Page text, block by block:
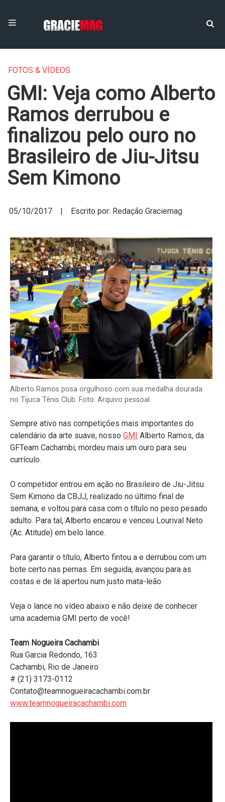
FOTOS & VÍDEOS
GMI: Veja como Alberto
Ramos derrubou e
finalizou pelo ouro no
Brasileiro de Jiu-Jitsu
Sem Kimono
05/10/2017 | Escrito por: Redação Graciemag
Alberto Ramos posa orgulhoso com sua medalha dourada
no Tijuca Tênis Club. Foto: Arquivo pessoal
Sempre ativo nas competições mais importantes do
calendário da arte suave, nosso GMI Alberto Ramos, da
GFTeam Cachambi, mordeu mais um ouro para seu
currículo.
O competidor entrou em ação no Brasileiro de Jiu-Jitsu
Sem Kimono da CBJJ, realizado no último final de
semana, e voltou para casa com o título no peso pesado
adulto. Para tal, Alberto encarou e venceu Lourival Neto
(Ac. Atitude) em belo lance.
Para garantir o título, Alberto fintou a e derrubou com um
bote certo nas pernas. Em seguida, avançou para as
costas e de lá apertou num justo mata-leão.
Veja o lance no vídeo abaixo e não deixe de conhecer
uma academia GMI perto de você!
Team Nogueira Cachambi
Rua Garcia Redondo, 163
Cachambi, Rio de Janeiro
# (21) 3173-0112
Contato@teamnogueiracachambi.com.br
www.teamnogueiracachambi.com